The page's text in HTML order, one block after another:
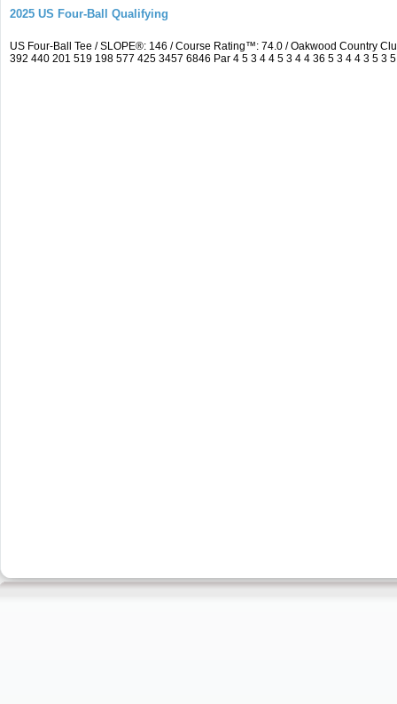
2025 US Four-Ball Qualifying
US Four-Ball Tee / SLOPE®: 146 / Course Rating™: 74.0 / Oakwood Country
392 440 201 519 198 577 425 3457 6846 Par 4 5 3 4 4 5 3 4 4 36 5 3 4 4 3 5 3